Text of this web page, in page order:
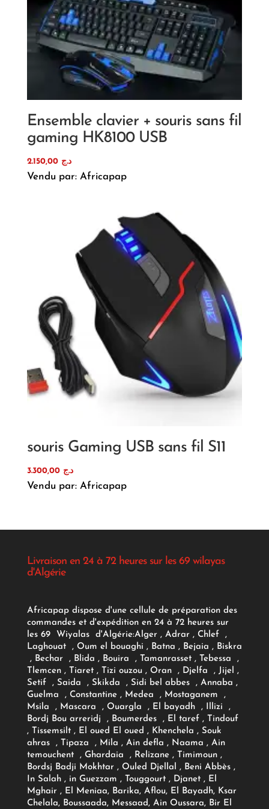
Ensemble clavier + souris sans fil
gaming HK8100 USB
د.ج 2.150,00
Vendu par: Africapap
souris Gaming USB sans fil S11
د.ج 3.300,00
Vendu par: Africapap
Livraison en 24 à 72 heures sur les 69 wilayas
d'Algérie
Africapap dispose d'une cellule de préparation des
commandes et d'expédition en 24 à 72 heures sur
les 69 Wiyalas d'Algérie:Alger , Adrar, Chlef ,
Laghouat , Oum el bouaghi , Batna , Bejaia , Biskra
, Bechar , Blida , Bouira , Tamanrasset , Tebessa ,
Tlemcen , Tiaret , Tizi ouzou , Oran , Djelfa , Jijel ,
Setif , Saida , Skikda , Sidi bel abbes , Annaba ,
Guelma , Constantine , Medea , Mostaganem ,
Msila , Mascara , Ouargla , El bayadh , Illizi ,
Bordj Bou arreridj , Boumerdes , El taref , Tindouf
, Tissemsilt , El oued El oued , Khenchela , Souk
ahras , Tipaza , Mila , Ain defla , Naama , Ain
temouchent , Ghardaia , Relizane , Timimoun ,
Bordsj Badji Mokhtar , Ouled Djellal , Beni Abbès ,
In Salah , in Guezzam , Touggourt , Djanet , El
Mghair , El Meniaa, Barika, Aflou, El Bayadh, Ksar
Chelala, Boussaada, Messaad, Ain Oussara, Bir El